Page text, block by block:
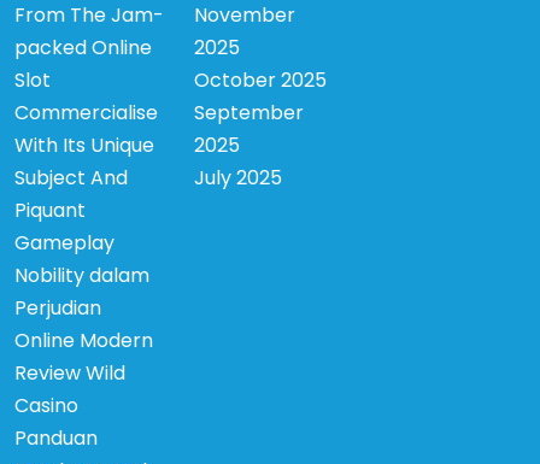
From The Jam-
packed Online
Slot
Commercialise
With Its Unique
Subject And
Piquant
Gameplay
Nobility dalam
Perjudian
Online Modern
Review Wild
Casino
Panduan
November
2025
October 2025
September
2025
July 2025